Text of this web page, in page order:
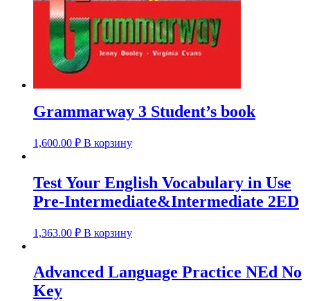
Grammarway 3 Student’s book
1,600.00 ₽ В корзину
Test Your English Vocabulary in Use
Pre-Intermediate&Intermediate 2ED
1,363.00 ₽ В корзину
Advanced Language Practice NEd No
Key